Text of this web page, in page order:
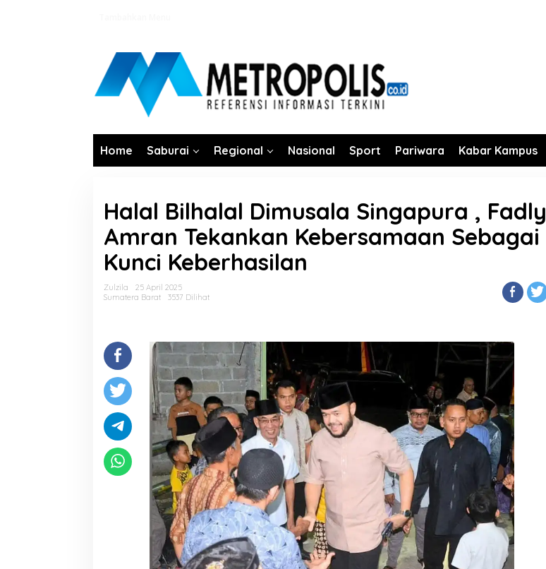
Home Saburai Regional Nasional Sport Pariwara Kabar Kampus
Halal Bilhalal Dimusala Singapura , Fadly
Amran Tekankan Kebersamaan Sebagai
Kunci Keberhasilan
Zulzila
25 April 2025
Sumatera Barat
3537 Dilihat